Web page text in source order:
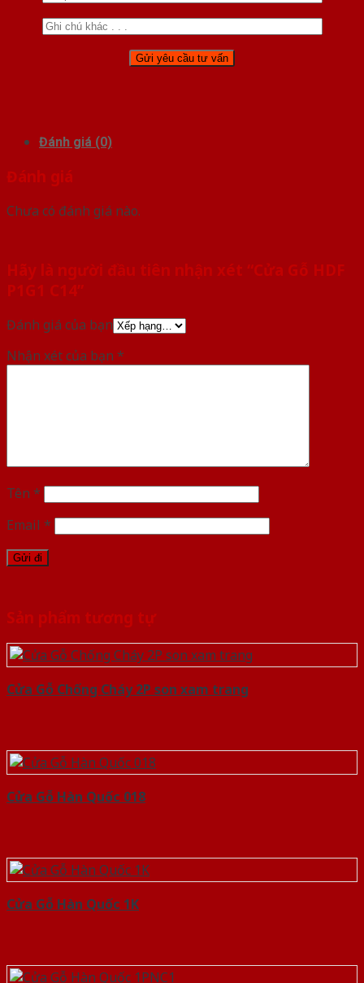
Đánh giá (0)
Đánh giá
Chưa có đánh giá nào.
Hãy là người đầu tiên nhận xét “Cửa Gỗ HDF
P1G1 C14”
Đánh giá của bạn
Nhận xét của bạn *
Tên *
Email *
Sản phẩm tương tự
Cửa Gỗ Chống Cháy 2P son xam trang
Cửa Gỗ Hàn Quốc 018
Cửa Gỗ Hàn Quốc 1K